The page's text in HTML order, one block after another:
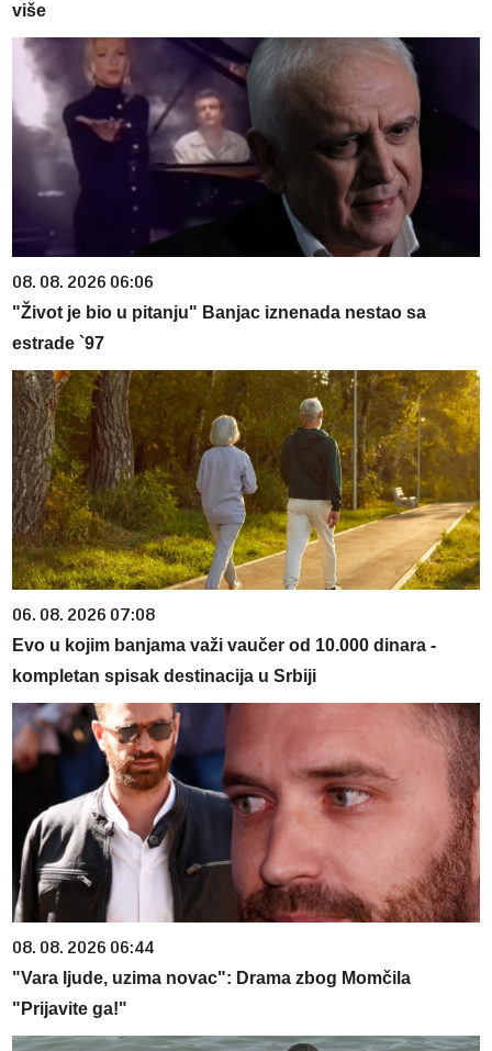
više
08. 08. 2026 06:06
"Život je bio u pitanju" Banjac iznenada nestao sa
estrade `97
06. 08. 2026 07:08
Evo u kojim banjama važi vaučer od 10.000 dinara -
kompletan spisak destinacija u Srbiji
08. 08. 2026 06:44
"Vara ljude, uzima novac": Drama zbog Momčila
"Prijavite ga!"